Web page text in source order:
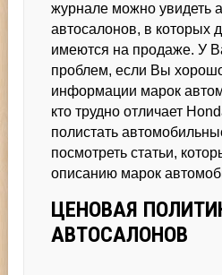
журнале можно увидеть
автосалонов, в которых
имеются на продаже. У
проблем, если Вы
информации марок
кто трудно отличает
полистать
посмотреть статьи,
описанию марок
ЦЕНОВАЯ
АВТОСАЛОНОВ